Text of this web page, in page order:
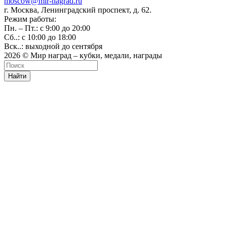
г. Москва, Ленинградский проспект, д. 62.
Режим работы:
Пн. – Пт.: с 9:00 до 20:00
Сб..: с 10:00 до 18:00
Вск..: выходной до сентября
2026 © Мир наград – кубки, медали, награды
Найти